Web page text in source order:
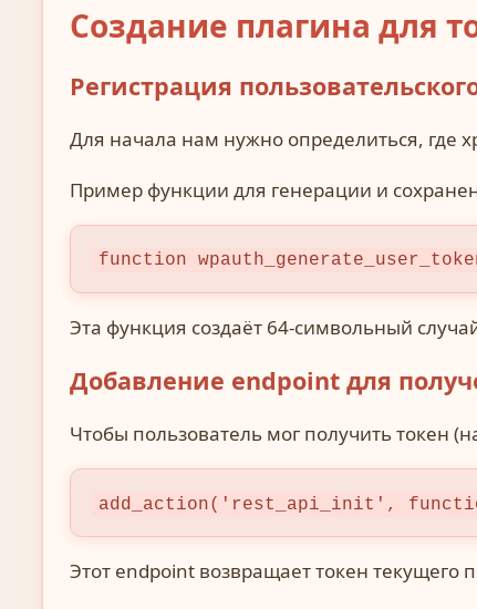
Создание плагина для
Регистрация
Для начала нам нужно определиться, где
Пример функции для генерации и
function
Эта функция создаёт 64-символьный
Добавление endpoint для
Чтобы пользователь мог получить токен
add_action('rest_api_init',
Этот endpoint возвращает токен текущего